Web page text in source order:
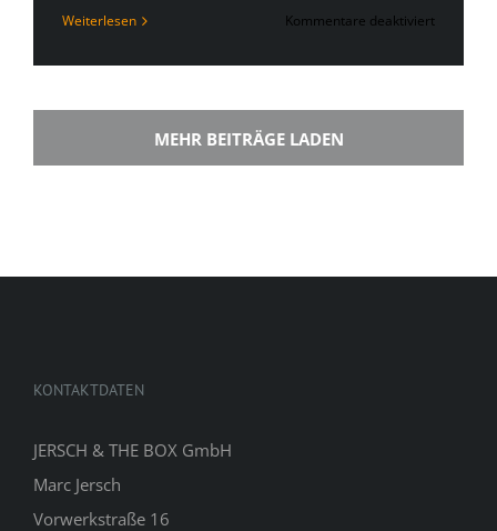
Weiterlesen Kommentare deaktiviertfür
MEHR BEITRÄGE LADEN
KONTAKTDATEN
JERSCH & THE BOX GmbH
Marc Jersch
Vorwerkstraße 16